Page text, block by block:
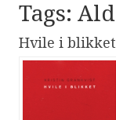
Tags:
Hvile i blikket